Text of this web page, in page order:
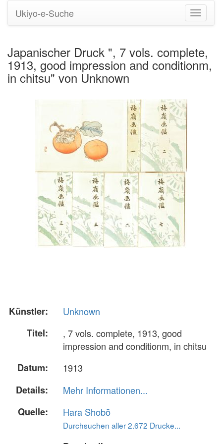
Ukiyo-e-Suche
Japanischer Druck ", 7 vols. complete,
1913, good impression and conditionm,
in chitsu" von Unknown
Künstler:
Unknown
Titel:
, 7 vols. complete, 1913, good
impression and conditionm, in chitsu
Datum:
1913
Details:
Mehr Informationen...
Quelle:
Hara Shobō
Durchsuchen aller 2.672 Drucke...